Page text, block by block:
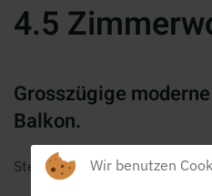
4.5
Grosszügige
Balkon.
Steinmatt, 5637 Beinwil
Wir benutzen